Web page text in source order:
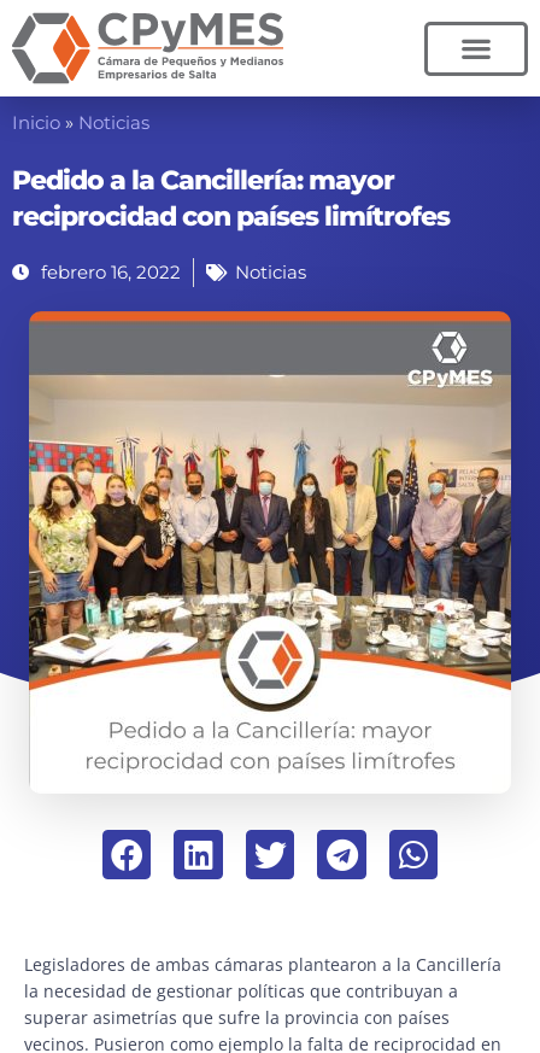
al
contenido
Inicio » Noticias
Pedido a la Cancillería: mayor
reciprocidad con países limítrofes
febrero 16, 2022 Noticias
Legisladores de ambas cámaras plantearon a la Cancillería
la necesidad de gestionar políticas que contribuyan a
superar asimetrías que sufre la provincia con países
vecinos. Pusieron como ejemplo la falta de reciprocidad en